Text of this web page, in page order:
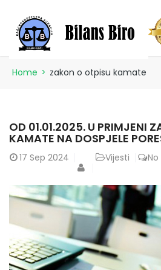
Home > zakon o otpisu kamate
OD 01.01.2025. U PRIMJENI
KAMATE NA DOSPJELE
17 Sep 2024 Vijesti